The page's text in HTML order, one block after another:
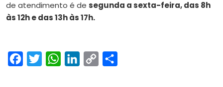
de atendimento é de segunda a sexta-feira, das 8h
às 12h e das 13h às 17h.
FacebookTwitterWhatsAppLinkedIn
Copy